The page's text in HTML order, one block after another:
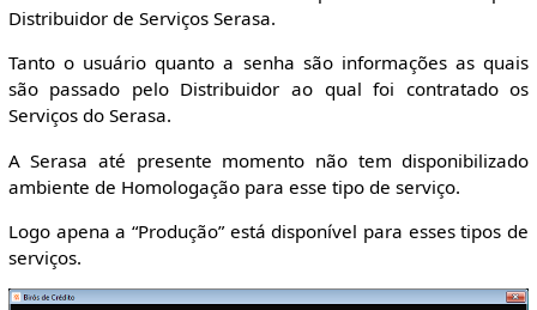
Distribuidor de Serviços Serasa.
Tanto o usuário quanto a senha são informações as quais
são passado pelo Distribuidor ao qual foi contratado os
Serviços do Serasa.
A Serasa até presente momento não tem disponibilizado
ambiente de Homologação para esse tipo de serviço.
Logo apena a “Produção” está disponível para esses tipos de
serviços.